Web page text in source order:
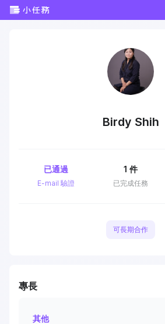
Birdy Shih
E-mail 驗證
已通過
已完成任務
1 件
可長期合作
專長
其他